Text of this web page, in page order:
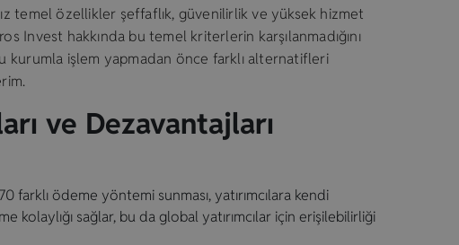
temel özellikler şeffaflık, güvenilirlik ve yüksek hizmet
Invest hakkında bu temel kriterlerin karşılanmadığını
kurumla işlem yapmadan önce farklı alternatifleri
ve Dezavantajları
farklı ödeme yöntemi sunması, yatırımcılara kendi
kolaylığı sağlar, bu da global yatırımcılar için erişilebilirliği